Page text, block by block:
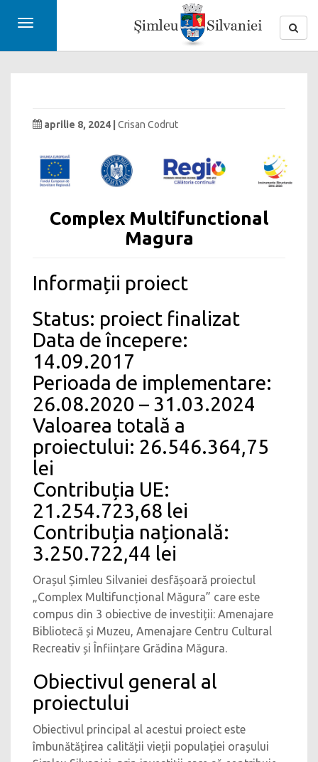
Toggle
aprilie 8, 2024 | Crisan Codrut
Complex Multifunctional
Magura
Informații proiect
Status: proiect finalizat
Data de începere:
14.09.2017
Perioada de implementare:
26.08.2020 – 31.03.2024
Valoarea totală a
proiectului: 26.546.364,75
lei
Contribuția UE:
21.254.723,68 lei
Contribuția națională:
3.250.722,44 lei
Orașul Șimleu Silvaniei desfășoară proiectul
„Complex Multifuncțional Măgura” care este
compus din 3 obiective de investiții: Amenajare
Bibliotecă și Muzeu, Amenajare Centru Cultural
Recreativ și Înființare Grădina Măgura.
Obiectivul general al
proiectului
Obiectivul principal al acestui proiect este
îmbunătățirea calității vieții populației orașului